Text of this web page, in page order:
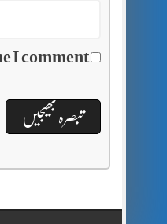
I comment.